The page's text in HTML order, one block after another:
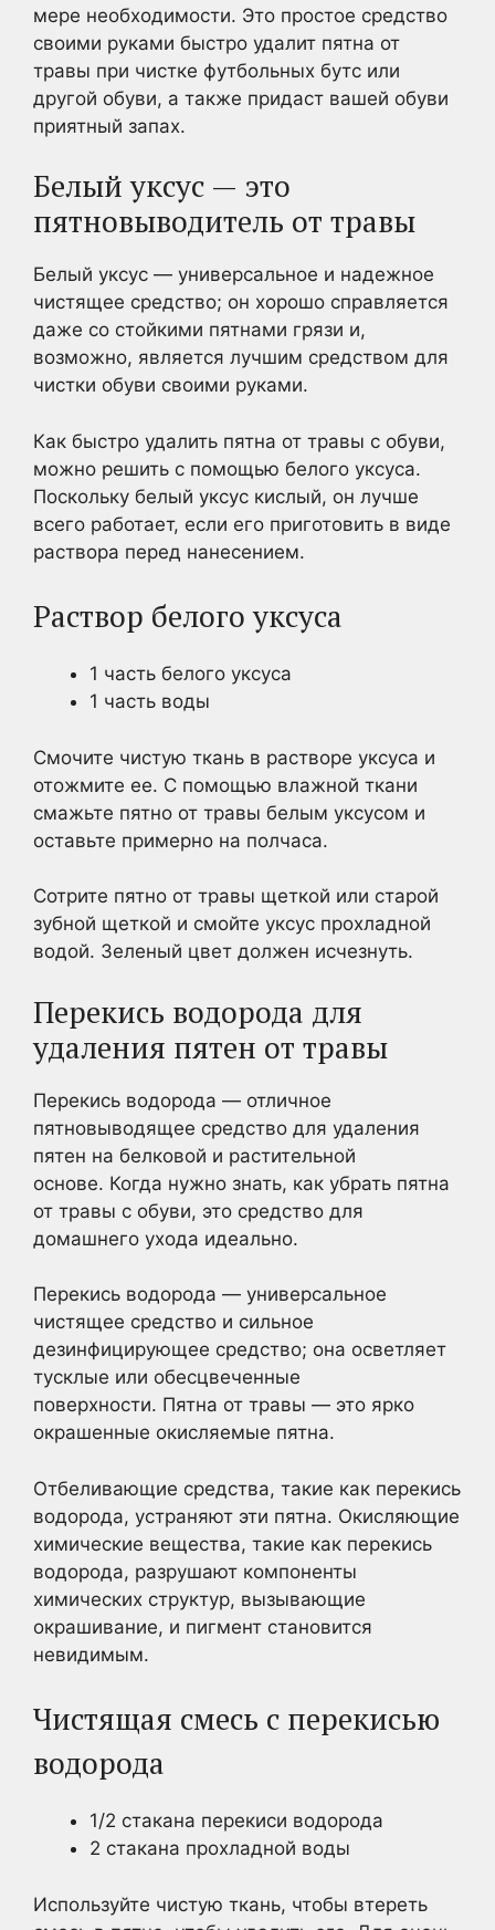
мере необходимости. Это простое средство
своими руками быстро удалит пятна от
травы при чистке футбольных бутс или
другой обуви, а также придаст вашей обуви
приятный запах.
Белый уксус — это
пятновыводитель от травы
Белый уксус — универсальное и надежное
чистящее средство; он хорошо справляется
даже со стойкими пятнами грязи и,
возможно, является лучшим средством для
чистки обуви своими руками.
Как быстро удалить пятна от травы с обуви,
можно решить с помощью белого уксуса.
Поскольку белый уксус кислый, он лучше
всего работает, если его приготовить в виде
раствора перед нанесением.
Раствор белого уксуса
1 часть белого уксуса
1 часть воды
Смочите чистую ткань в растворе уксуса и
отожмите ее. С помощью влажной ткани
смажьте пятно от травы белым уксусом и
оставьте примерно на полчаса.
Сотрите пятно от травы щеткой или старой
зубной щеткой и смойте уксус прохладной
водой. Зеленый цвет должен исчезнуть.
Перекись водорода для
удаления пятен от травы
Перекись водорода — отличное
пятновыводящее средство для удаления
пятен на белковой и растительной
основе. Когда нужно знать, как убрать пятна
от травы с обуви, это средство для
домашнего ухода идеально.
Перекись водорода — универсальное
чистящее средство и сильное
дезинфицирующее средство; она осветляет
тусклые или обесцвеченные
поверхности. Пятна от травы — это ярко
окрашенные окисляемые пятна.
Отбеливающие средства, такие как перекись
водорода, устраняют эти пятна. Окисляющие
химические вещества, такие как перекись
водорода, разрушают компоненты
химических структур, вызывающие
окрашивание, и пигмент становится
невидимым.
Чистящая смесь с перекисью
водорода
1/2 стакана перекиси водорода
2 стакана прохладной воды
Используйте чистую ткань, чтобы втереть